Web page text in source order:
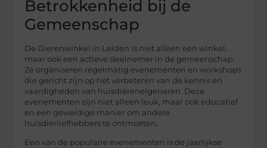
Betrokkenheid bij de
Gemeenschap
De Dierenwinkel in Leiden is niet alleen een winkel,
maar ook een actieve deelnemer in de gemeenschap.
Ze organiseren regelmatig evenementen en workshops
die gericht zijn op het verbeteren van de kennis en
vaardigheden van huisdiereneigenaren. Deze
evenementen zijn niet alleen leuk, maar ook educatief
en een geweldige manier om andere
huisdierliefhebbers te ontmoeten.
Een van de populaire evenementen is de jaarlijkse